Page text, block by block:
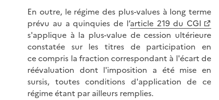
En outre, le régime des plus-values à long terme
prévu au a quinquies de l’article 219 du CGI
s'applique à la plus-value de cession ultérieure
constatée sur les titres de participation en
ce compris la fraction correspondant à l'écart de
réévaluation dont l'imposition a été mise en
sursis, toutes conditions d'application de ce
régime étant par ailleurs remplies.